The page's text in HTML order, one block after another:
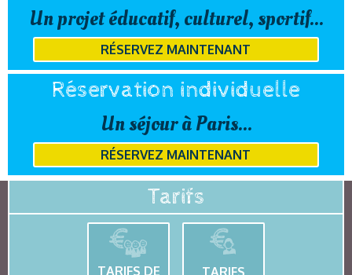
Un projet éducatif, culturel, sportif...
RÉSERVEZ MAINTENANT
Réservation individuelle
Un séjour à Paris...
RÉSERVEZ MAINTENANT
Tarifs
TARIFS DE